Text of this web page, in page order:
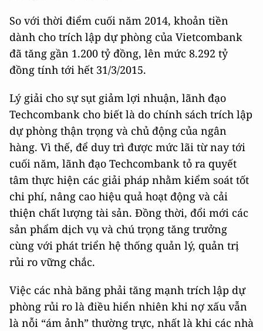
So với thời điểm cuối năm 2014, khoản tiền
dành cho trích lập dự phòng của Vietcombank
đã tăng gần 1.200 tỷ đồng, lên mức 8.292 tỷ
đồng tính tới hết 31/3/2015.
Lý giải cho sự sụt giảm lợi nhuận, lãnh đạo
Techcombank cho biết là do chính sách trích lập
dự phòng thận trọng và chủ động của ngân
hàng. Vì thế, để duy trì được mức lãi từ nay tới
cuối năm, lãnh đạo Techcombank tỏ ra quyết
tâm thực hiện các giải pháp nhằm kiểm soát tốt
chi phí, nâng cao hiệu quả hoạt động và cải
thiện chất lượng tài sản. Đồng thời, đổi mới các
sản phẩm dịch vụ và chú trọng tăng trưởng
cùng với phát triển hệ thống quản lý, quản trị
rủi ro vững chắc.
Việc các nhà băng phải tăng mạnh trích lập dự
phòng rủi ro là điều hiển nhiên khi nợ xấu vẫn
là nỗi “ám ảnh” thường trực, nhất là khi các nhà